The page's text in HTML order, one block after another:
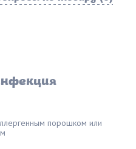
порошком или